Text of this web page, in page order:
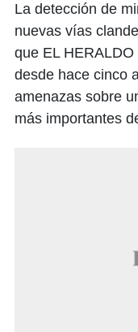
La detección de
nuevas vías
que EL
desde hace cinco
amenazas sobre
más importantes